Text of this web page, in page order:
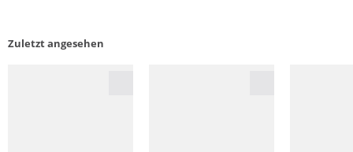
Zuletzt angesehen